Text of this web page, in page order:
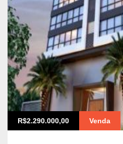
R$2.290.000,00 Venda